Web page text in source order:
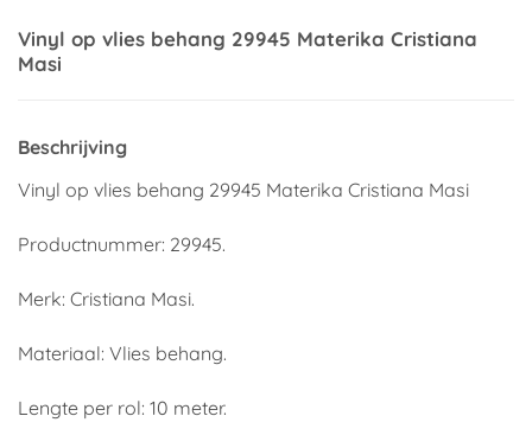
Vinyl op vlies behang 29945 Materika Cristiana
Masi
Beschrijving
Vinyl op vlies behang 29945 Materika Cristiana Masi
Productnummer: 29945.
Merk: Cristiana Masi.
Materiaal: Vlies behang.
Lengte per rol: 10 meter.